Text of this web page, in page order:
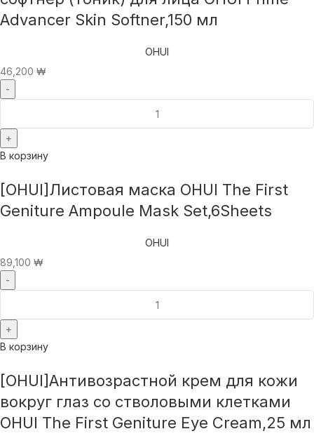
Advancer Skin Softner,150 мл
OHUI
46,200 ₩
В корзину
[OHUI]Листовая маска OHUI The First
Geniture Ampoule Mask Set,6Sheets
OHUI
89,100 ₩
В корзину
[OHUI]Антивозрастной крем для кожи
вокруг глаз со стволовыми клетками
OHUI The First Geniture Eye Cream,25 мл